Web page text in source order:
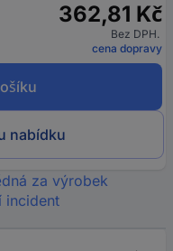
362,81 Kč
Bez DPH.
cena dopravy
nabídku
za výrobek
incident